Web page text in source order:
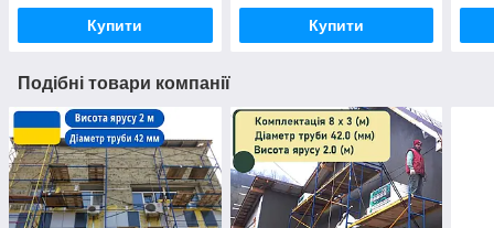
Купити Купити
Подібні товари компанії